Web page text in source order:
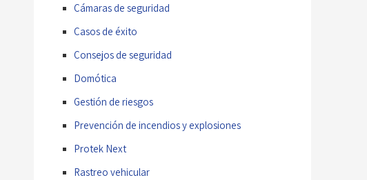
Cámaras de seguridad
Casos de éxito
Consejos de seguridad
Domótica
Gestión de riesgos
Prevención de incendios y explosiones
Protek Next
Rastreo vehicular